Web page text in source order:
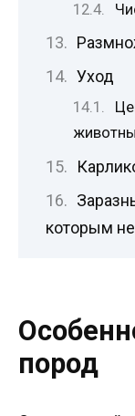
Уход
которым
пород